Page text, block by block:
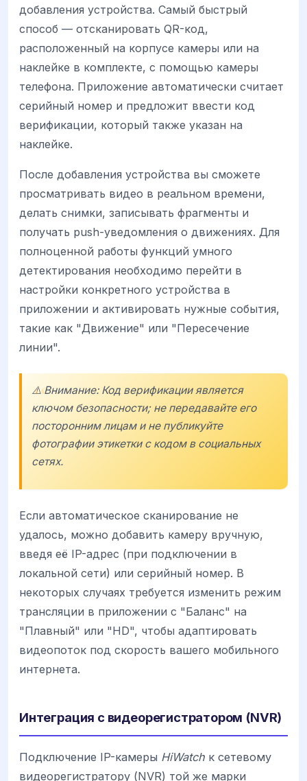
добавления устройства. Самый быстрый
способ — отсканировать QR-код,
расположенный на корпусе камеры или на
наклейке в комплекте, с помощью камеры
телефона. Приложение автоматически считает
серийный номер и предложит ввести код
верификации, который также указан на
наклейке.
После добавления устройства вы сможете
просматривать видео в реальном времени,
делать снимки, записывать фрагменты и
получать push-уведомления о движениях. Для
полноценной работы функций умного
детектирования необходимо перейти в
настройки конкретного устройства в
приложении и активировать нужные события,
такие как "Движение" или "Пересечение
линии".
⚠️ Внимание: Код верификации является
ключом безопасности; не передавайте его
посторонним лицам и не публикуйте
фотографии этикетки с кодом в социальных
сетях.
Если автоматическое сканирование не
удалось, можно добавить камеру вручную,
введя её IP-адрес (при подключении в
локальной сети) или серийный номер. В
некоторых случаях требуется изменить режим
трансляции в приложении с "Баланс" на
"Плавный" или "HD", чтобы адаптировать
видеопоток под скорость вашего мобильного
интернета.
Интеграция с видеорегистратором (NVR)
Подключение IP-камеры HiWatch к сетевому
видеорегистратору (NVR) той же марки